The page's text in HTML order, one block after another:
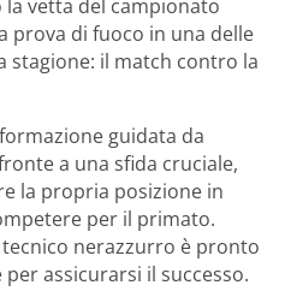
vetta del campionato
prova di fuoco in una delle
stagione: il match contro la
guidata da
a una sfida cruciale,
la propria posizione in
per il primato.
tecnico nerazzurro è pronto
assicurarsi il successo.